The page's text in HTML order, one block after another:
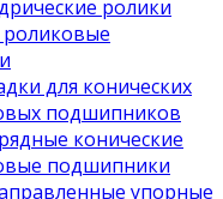
ролики
роликовые
для конических
подшипников
конические
подшипники
упорные